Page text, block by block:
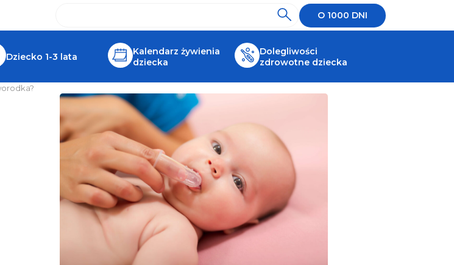
O 1000 DNI
Dziecko 1-3 lata
Kalendarz żywienia
dziecka
Dolegliwości
zdrowotne dziecka